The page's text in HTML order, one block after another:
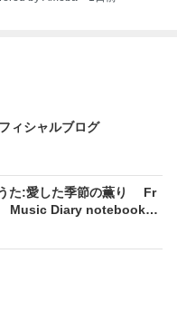
ィシャルブログ
た:愛した季節の薫り Fr
Music Diary notebook～